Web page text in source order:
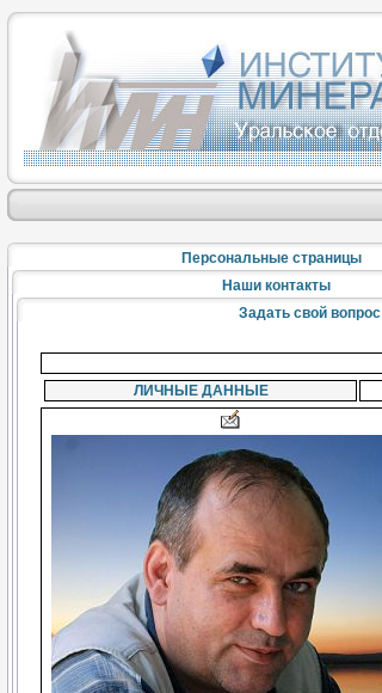
Персональные страницы
Наши контакты
Задать свой вопрос
ЛИЧНЫЕ ДАННЫЕ